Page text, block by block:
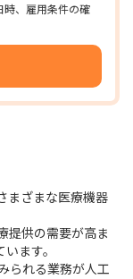
時、雇用条件の確
まざまな医療機器
提供の需要が高ま
ます。
られる業務が人工